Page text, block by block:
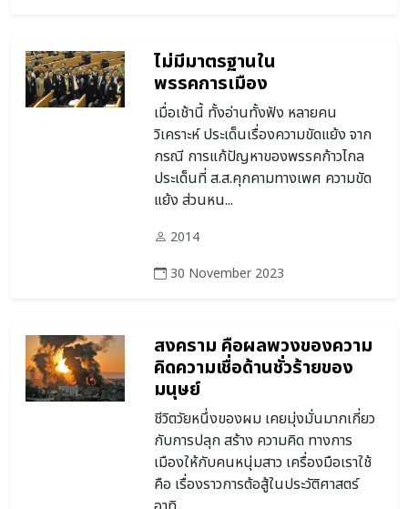
ไม่มีมาตรฐานใน
พรรคการเมือง
เมื่อเช้านี้ ทั้งอ่านทั้งฟัง หลายคน
วิเคราะห์ ประเด็นเรื่องความขัดแย้ง จาก
กรณี การแก้ปัญหาของพรรคก้าวไกล
ประเด็นที่ ส.ส.คุกคามทางเพศ ความขัด
แย้ง ส่วนหน...
2014
30 November 2023
สงคราม คือผลพวงของความ
คิดความเชื่อด้านชั่วร้ายของ
มนุษย์
ชีวิตวัยหนึ่งของผม เคยมุ่งมั่นมากเกี่ยว
กับการปลุก สร้าง ความคิด ทางการ
เมืองให้กับคนหนุ่มสาว เครื่องมือเราใช้
คือ เรื่องราวการต้อสู้ในประวัติศาสตร์